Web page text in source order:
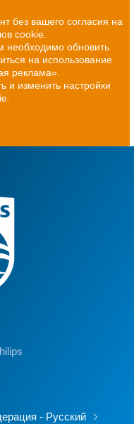
без вашего согласия на
cookie.
необходимо обновить
на использование
реклама».
и изменить настройки
- Русский